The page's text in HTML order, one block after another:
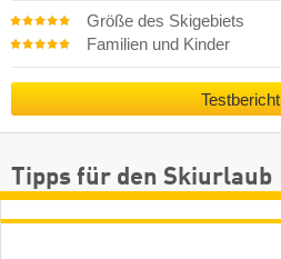
Größe des Skigebiets
Familien und Kinder
Testbericht
Tipps für den Skiurlaub